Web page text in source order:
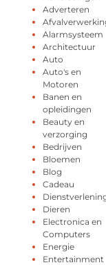
Adverteren
Alarmsysteem
Architectuur
Auto
Auto's en
Motoren
Banen en
opleidingen
Beauty en
verzorging
Bedrijven
Bloemen
Blog
Cadeau
Dieren
Electronica en
Computers
Energie
Entertainment